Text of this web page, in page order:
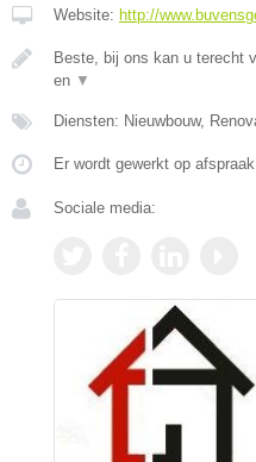
Website: http://
Beste, bij ons kan u terecht
en ▼
Diensten: Nieuwbouw,
Er wordt gewerkt op afspraak.
Sociale media: